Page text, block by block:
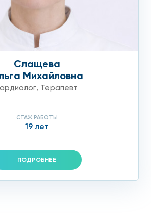
Слащева
Михайловна
, Терапевт
СТАЖ РАБОТЫ
19 лет
ПОДРОБНЕЕ